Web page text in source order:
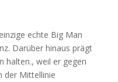
echte Big Man
Darüber hinaus prägt
halten., weil er gegen
der Mittellinie